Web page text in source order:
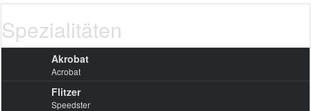
Spezialitäten
Akrobat
Acrobat
Flitzer
Speedster